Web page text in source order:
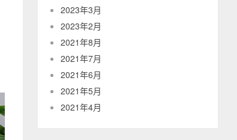
2023年3月
2023年2月
2021年8月
2021年7月
2021年6月
2021年5月
2021年4月